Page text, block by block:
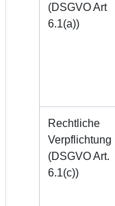
(DSGVO Art
6.1(a))
Rechtliche
Verpflichtung
(DSGVO Art.
6.1(c))